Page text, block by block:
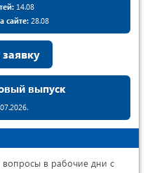
14.08
сайте:28.08
выпуск
в рабочие дни с